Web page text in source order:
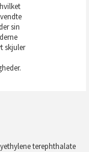
sin
skjuler
terephthalate